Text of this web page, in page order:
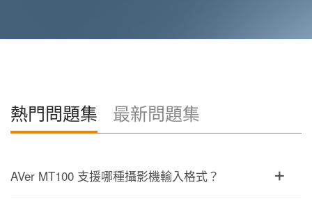
熱門問題集 最新問題集
AVer MT100 支援哪種攝影機輸入格式？